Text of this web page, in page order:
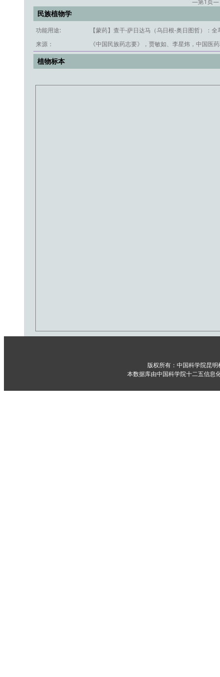
—第1 页—
民族植物学
功能用途:
【蒙药】查干-萨日达马（乌日根-奥日图哲）：
来源：
《中国民族药志要》，贾敏如、李星炜，中国医
植物标本
版权所有：中国科学院昆
本数据库由中国科学院十二五信息